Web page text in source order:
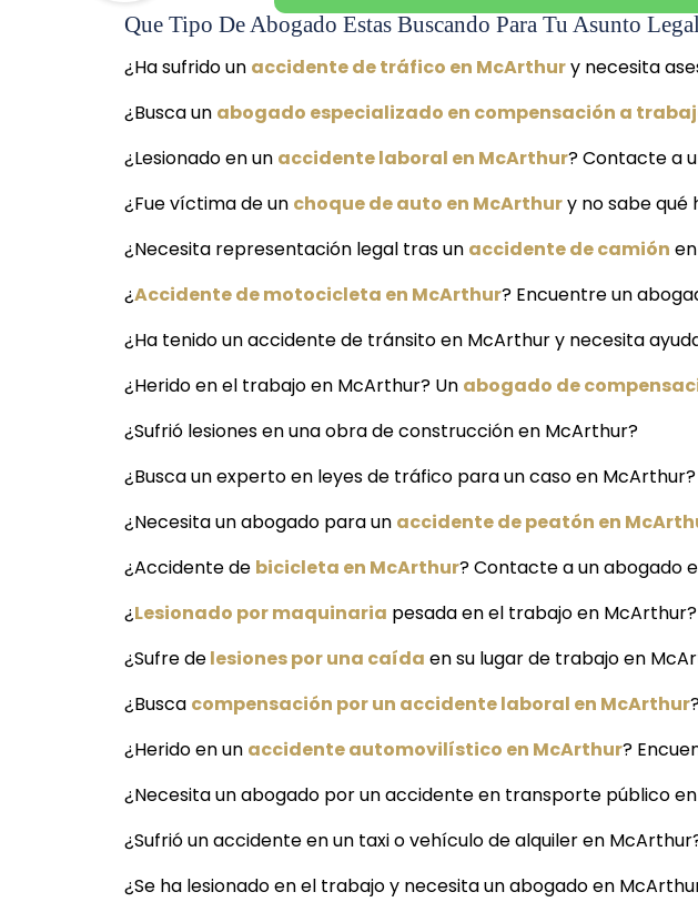
Que Tipo De Abogado Estas Buscando Para Tu Asunto
¿Ha sufrido un accidente de tráfico en McArthury necesita
¿Busca un abogado especializado en compensación a
¿Lesionado en un accidente laboral en McArthur? Contacte a
¿Fue víctima de un choque de auto en McArthury no sabe qué
¿Necesita representación legal tras un accidente de camión
¿Accidente de motocicleta en McArthur? Encuentre un
¿Ha tenido un accidente de tránsito en McArthur y necesita
¿Herido en el trabajo en McArthur? Un abogado de
¿Sufrió lesiones en una obra de construcción en McArthur?
¿Busca un experto en leyes de tráfico para un caso en McArthur?
¿Necesita un abogado para un accidente de peatón en
¿Accidente de bicicleta en McArthur? Contacte a un abogado
¿Lesionado por maquinaria pesada en el trabajo en McArthur?
¿Sufre delesiones por una caída en su lugar de trabajo en
¿Busca compensación por un accidente laboral en McArthur
¿Herido en un accidente automovilístico en McArthur?
¿Necesita un abogado por un accidente en transporte público
¿Sufrió un accidente en un taxi o vehículo de alquiler en
¿Se ha lesionado en el trabajo y necesita un abogado en